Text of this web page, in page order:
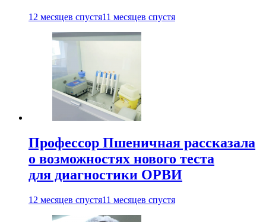
12 месяцев спустя11 месяцев спустя
Профессор Пшеничная рассказала
о возможностях нового теста
для диагностики ОРВИ
12 месяцев спустя11 месяцев спустя